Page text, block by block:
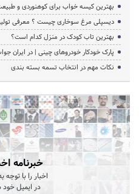
بهترین کیسه خواب برای کوهنوردی و
دیسپلی مرغ سوخاری چیست ؟ معرفی
بهترین تاب کودک در منزل کدام است؟
پارک خودکار خودروهای چینی | در ایران
نکات مهم در انتخاب تسمه بسته بندی
خبرنامه
اخبار را با
در ایمیل خود